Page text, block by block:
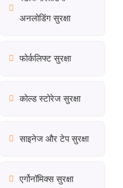
अनलोडिंग सुरक्षा
फोर्कलिफ्ट सुरक्षा
कोल्ड स्टोरेज सुरक्षा
साइनेज और टेप सुरक्षा
एर्गोनॉमिक्स सुरक्षा